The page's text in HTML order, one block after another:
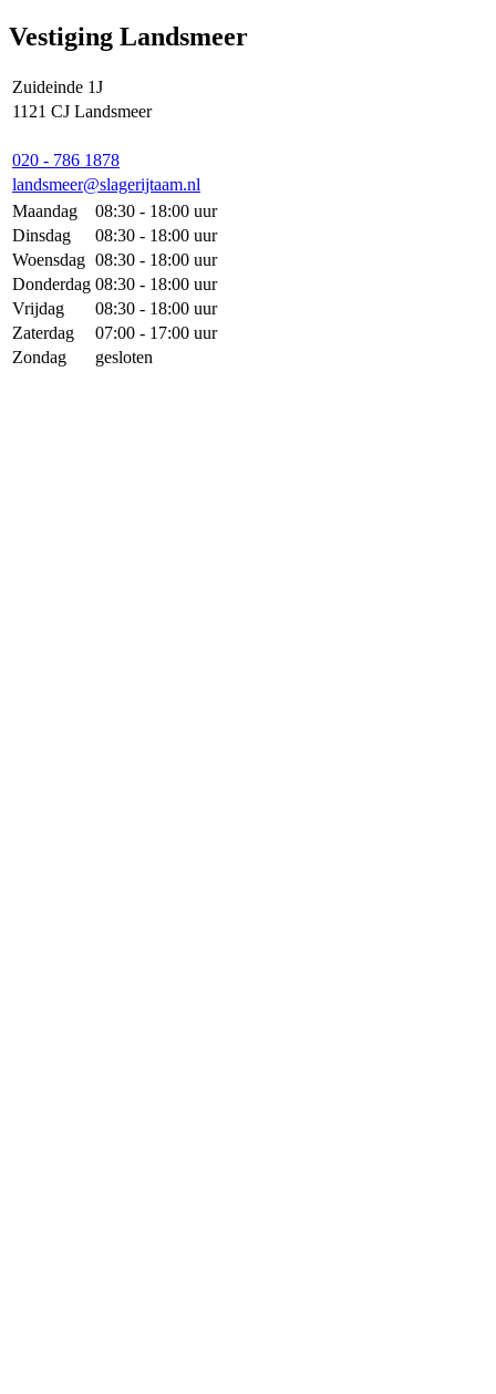
Vestiging Landsmeer
Zuideinde 1J
1121 CJ Landsmeer
020 - 786 1878
landsmeer@slagerijtaam.nl
Maandag
08:30 - 18:00 uur
Dinsdag
08:30 - 18:00 uur
Woensdag 08:30 - 18:00 uur
Donderdag 08:30 - 18:00 uur
Vrijdag
08:30 - 18:00 uur
Zaterdag
07:00 - 17:00 uur
Zondag
gesloten